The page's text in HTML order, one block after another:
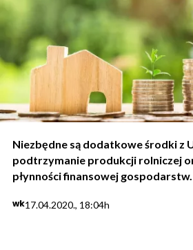
Niezbędne są dodatkowe środki z
podtrzymanie produkcji rolniczej
płynności finansowej gospodarstw.
wk17.04.2020., 18:04h